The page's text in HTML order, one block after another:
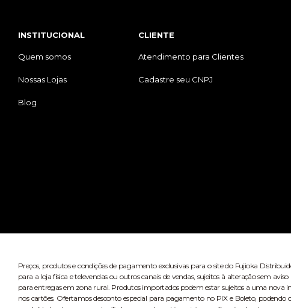
INSTITUCIONAL
Quem somos
Nossas Lojas
Blog
CLIENTE
Atendimento para Clientes
Cadastre seu CNPJ
Preços, produtos e condições de pagamento exclusivas para o site do Fujioka
para a loja física e televendas ou outros canais de vendas, sujeitos à alteração sem
para entregas em zona rural. Produtos importados podem estar sujeitos a uma nova
nos cartões. Ofertamos desconto especial para pagamento no PIX e Boleto,